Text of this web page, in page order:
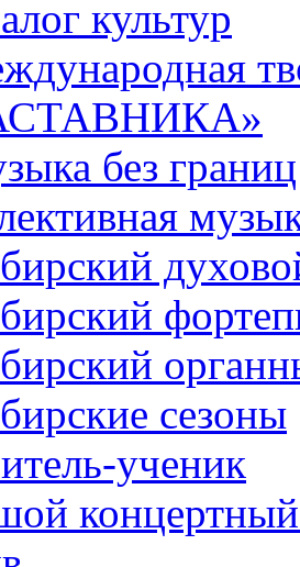
культур
без границ
сезоны
ученик
концертный